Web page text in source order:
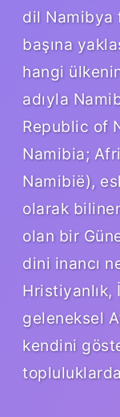
dil Namibya
başına
hangi
adıyla
Republic of
Namibia;
Namibië),
olarak
olan bir
dini inancı
Hristiyanlık,
geleneksel
kendini